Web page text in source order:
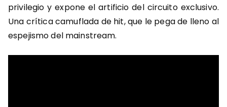
privilegio y expone el artificio del circuito exclusivo.
Una crítica camuflada de hit, que le pega de lleno al
espejismo del mainstream.